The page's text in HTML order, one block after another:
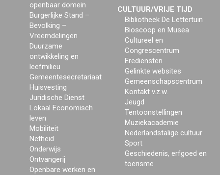
openbaar domein
Burgerlijke Stand –
Bevolking –
Vreemdelingen
Duurzame
ontwikkeling en
leefmilieu
Gemeentesecretariaat
Huisvesting
Juridische Dienst
Lokaal Economisch
leven
Mobiliteit
Netheid
Onderwijs
Ontvangerij
Openbare werken en
CULTUUR/VRIJE TIJD
Bibliotheek De Lettertuin
Bioscoop en Musea
Cultureel en
Congrescentrum
Erediensten
Gelinkte websites
Gemeenschapscentrum
Kontakt v.z.w.
Jeugd
Tentoonstellingen
Muziekacademie
Nederlandstalige cultuur
Sport
Geschiedenis, erfgoed en
toerisme